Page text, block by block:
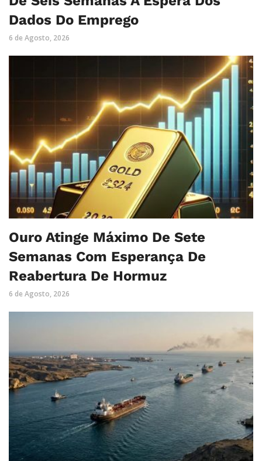
Dados Do Emprego
6 de Agosto, 2026
Ouro Atinge Máximo De Sete
Semanas Com Esperança De
Reabertura De Hormuz
6 de Agosto, 2026